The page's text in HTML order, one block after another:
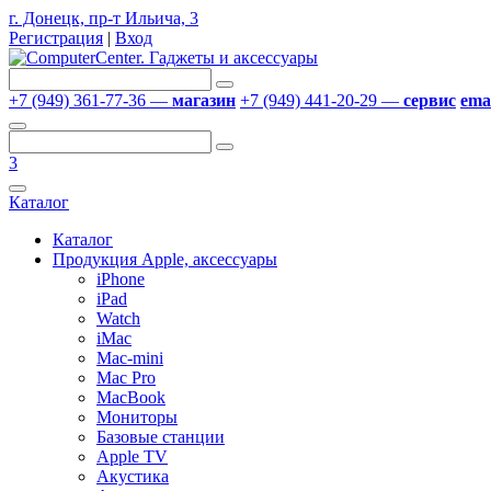
г. Донецк, пр-т Ильича, 3
Регистрация | Вход
+7 (949) 361-77-36 — магазин +7 (949) 441-20-29 — сервис
3
Каталог
Каталог
Продукция Apple, аксессуары
iPhone
iPad
Watch
iMac
Mac-mini
Mac Pro
MacBook
Мониторы
Базовые станции
Apple TV
Акустика